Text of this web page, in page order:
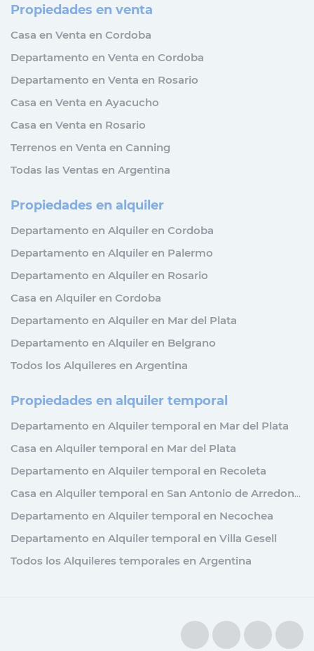
Propiedades en venta
Casa en Venta en Cordoba
Departamento en Venta en Cordoba
Departamento en Venta en Rosario
Casa en Venta en Ayacucho
Casa en Venta en Rosario
Terrenos en Venta en Canning
Todas las Ventas en Argentina
Propiedades en alquiler
Departamento en Alquiler en Cordoba
Departamento en Alquiler en Palermo
Departamento en Alquiler en Rosario
Casa en Alquiler en Cordoba
Departamento en Alquiler en Mar del Plata
Departamento en Alquiler en Belgrano
Todos los Alquileres en Argentina
Propiedades en alquiler temporal
Departamento en Alquiler temporal en Mar del Plata
Casa en Alquiler temporal en Mar del Plata
Departamento en Alquiler temporal en Recoleta
Casa en Alquiler temporal en San Antonio de Arredondo
Departamento en Alquiler temporal en Necochea
Departamento en Alquiler temporal en Villa Gesell
Todos los Alquileres temporales en Argentina